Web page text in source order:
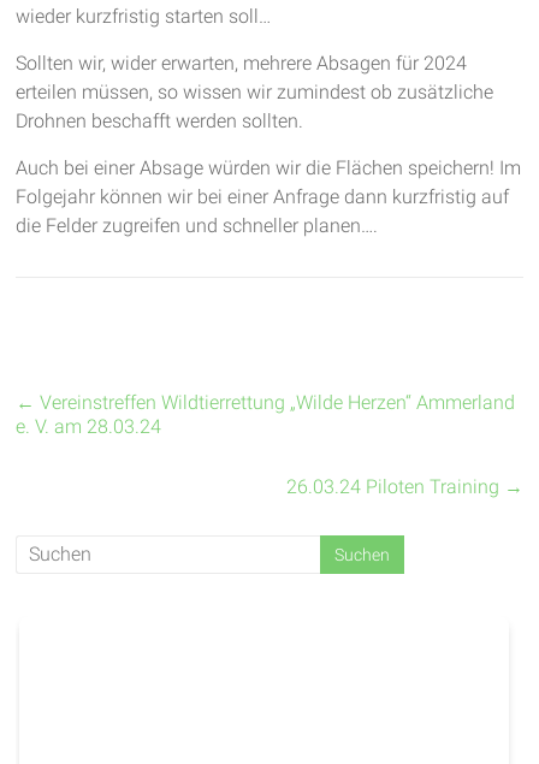
wieder kurzfristig starten soll…
Sollten wir, wider erwarten, mehrere Absagen für 2024
erteilen müssen, so wissen wir zumindest ob zusätzliche
Drohnen beschafft werden sollten.
Auch bei einer Absage würden wir die Flächen speichern! Im
Folgejahr können wir bei einer Anfrage dann kurzfristig auf
die Felder zugreifen und schneller planen….
← Vereinstreffen Wildtierrettung „Wilde Herzen“ Ammerland
e. V. am 28.03.24
26.03.24 Piloten Training →